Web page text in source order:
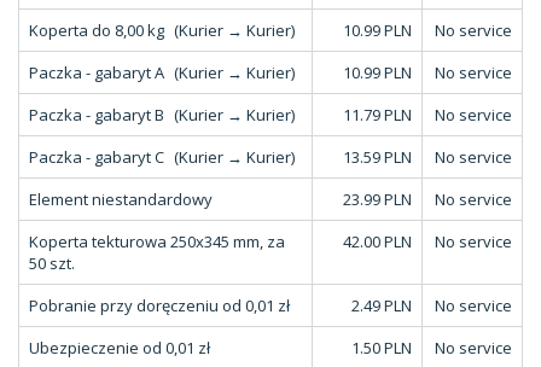
Koperta do 8,00 kg (Kurier → Kurier) 10.99 PLN
No service
Paczka - gabaryt A (Kurier → Kurier) 10.99 PLN
No service
Paczka - gabaryt B (Kurier → Kurier) 11.79 PLN
No service
Paczka - gabaryt C (Kurier → Kurier) 13.59 PLN
No service
Element niestandardowy
23.99 PLN
No service
Koperta tekturowa 250x345 mm, za
50 szt.
42.00 PLN No service
Pobranie przy doręczeniu od 0,01 zł 2.49 PLN
No service
Ubezpieczenie od 0,01 zł
1.50 PLN
No service